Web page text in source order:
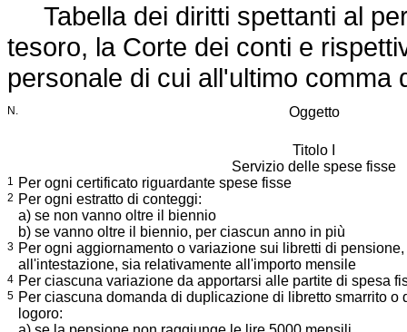
Tabella dei diritti spettanti al
tesoro, la Corte dei conti e
personale di cui all'ultimo comma
N. Oggetto
Titolo I
Servizio delle spese fisse
1 Per ogni certificato riguardante spese fisse
2 Per ogni estratto di conteggi:
a) se non vanno oltre il biennio
b) se vanno oltre il biennio, per ciascun anno in più
3 Per ogni aggiornamento o variazione sui libretti di
all'intestazione, sia relativamente all'importo mensile
4 Per ciascuna variazione da apportarsi alle partite di spesa
5 Per ciascuna domanda di duplicazione di libretto smarrito o
logoro: